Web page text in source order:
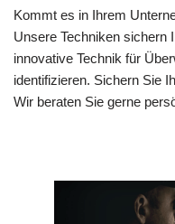
Kommt es in Ihrem
Unsere Techniken sichern
innovative Technik für
identifizieren. Sichern Sie
Wir beraten Sie gerne